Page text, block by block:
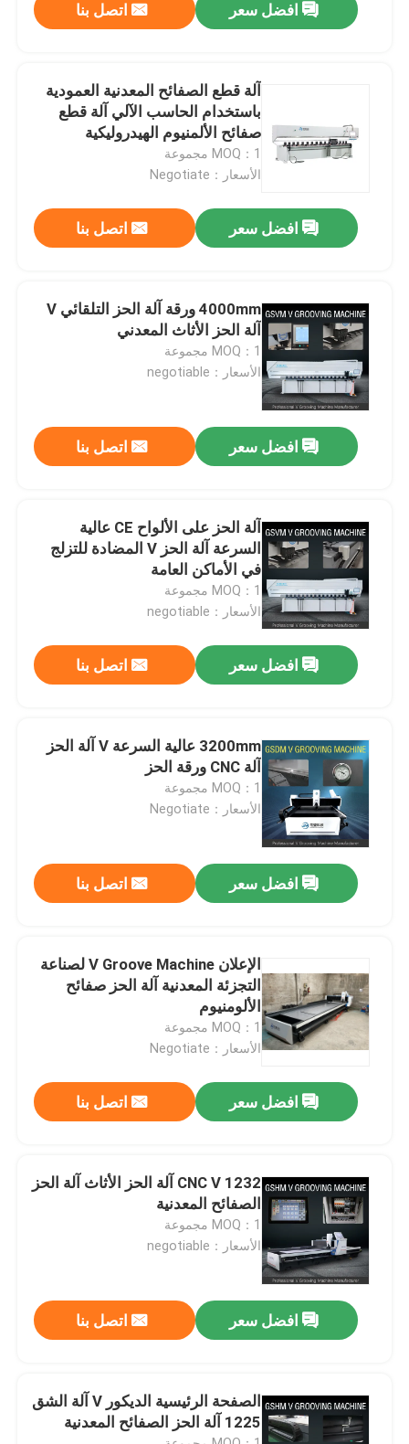
منتجات
أشرطة فيديو
حول بنا
رقابة جودة
اطلب اقتباس
آلة الحز V عالية السرعة
آلة الحز التلقائي V
افضل سعر اتصل بنا
آلة قطع الصفائح المعدنية العمودية
باستخدام الحاسب الآلي آلة قطع
صفائح الألمنيوم الهيدروليكية
MOQ：1 مجموعة
الأسعار：Negotiate
افضل سعر اتصل بنا
4000mm ورقة آلة الحز التلقائي V
آلة الحز الأثاث المعدني
MOQ：1 مجموعة
الأسعار：negotiable
افضل سعر اتصل بنا
آلة الحز على الألواح CE عالية
السرعة آلة الحز V المضادة للتزلج
في الأماكن العامة
MOQ：1 مجموعة
الأسعار：negotiable
افضل سعر اتصل بنا
3200mm عالية السرعة V آلة الحز
آلة CNC ورقة الحز
MOQ：1 مجموعة
الأسعار：Negotiate
افضل سعر اتصل بنا
الإعلان V Groove Machine لصناعة
التجزئة المعدنية آلة الحز صفائح
الألومنيوم
MOQ：1 مجموعة
الأسعار：Negotiate
افضل سعر اتصل بنا
1232 CNC V آلة الحز الأثاث آلة الحز
الصفائح المعدنية
MOQ：1 مجموعة
الأسعار：negotiable
افضل سعر اتصل بنا
الصفحة الرئيسية الديكور V آلة الشق
1225 آلة الحز الصفائح المعدنية